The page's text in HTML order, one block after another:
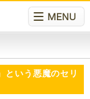
という悪魔のセリ